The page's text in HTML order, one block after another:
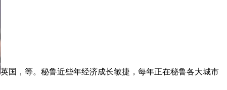
英国，等。秘鲁近些年经济成长敏捷，每年正在秘鲁各大城市